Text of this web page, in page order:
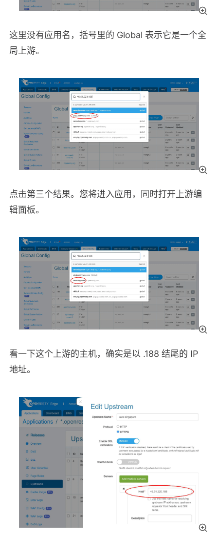
这里没有应用名，括号里的 Global 表示它是一个全
局上游。
点击第三个结果。您将进入应用，同时打开上游编
辑面板。
看一下这个上游的主机，确实是以 .188 结尾的 IP
地址。